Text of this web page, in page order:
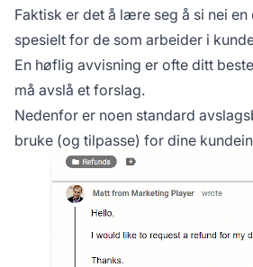
Faktisk er det å lære seg å si nei
spesielt for de som arbeider i
En høflig avvisning er ofte ditt
må avslå et forslag.
Nedenfor er noen standard
bruke (og tilpasse) for dine